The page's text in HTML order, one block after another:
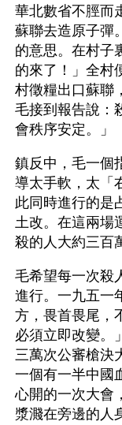
華北數省不脛而
蘇聯去造原子彈
的意思。在村子
的來了！」全村
村徵糧出口蘇聯
毛接到報告說：
會秩序安定。」
鎮反中，毛一個
導太手軟，太「
此同時進行的是
土改。在這兩場
殺的人大約三百
毛希望每一次殺
進行。一九五一
方，畏首畏尾，
必須立即改變。
三萬次公審槍決
一個有一半中國
心開的一次大會
漿濺在旁邊的人